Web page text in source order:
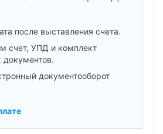
после выставления счета.
счет, УПД и комплект
документов.
документооборот